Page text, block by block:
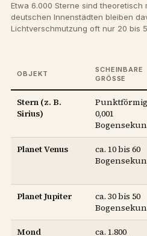
Etwa 6.000 Sterne sind theoretisch
deutschen Innenstädten bleiben
Lichtverschmutzung oft nur 20 bis
OBJEKT
SCHEINBARE
GRÖSSE
Stern (z. B.
Sirius)
0,001
Planet Venus
ca. 10 bis 60
Planet Jupiter
ca. 30 bis 50
Mond
ca. 1.800